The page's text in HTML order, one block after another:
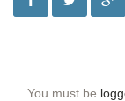
You must be